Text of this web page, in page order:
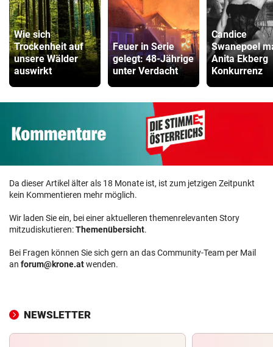
Wie sich
Trockenheit auf
unsere Wälder
auswirkt
Feuer in Serie
gelegt: 48-Jährige
unter Verdacht
Candice
Swanepoel
Anita Ekberg
Konkurrenz
Da dieser Artikel älter als 18 Monate ist, ist zum jetzigen Zeitpunkt
kein Kommentieren mehr möglich.
Wir laden Sie ein, bei einer aktuelleren themenrelevanten Story
mitzudiskutieren:Themenübersicht.
Bei Fragen können Sie sich gern an das Community-Team per Mail
an forum@krone.atwenden.
NEWSLETTER